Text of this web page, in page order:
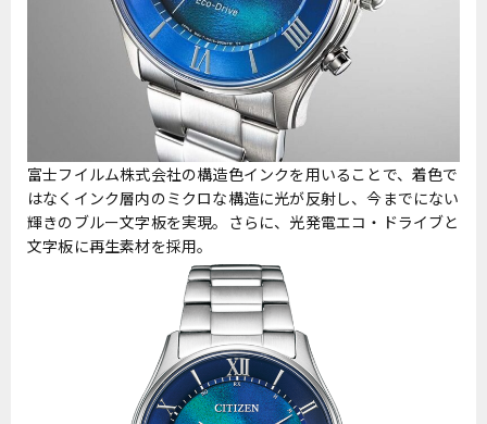
富士フイルム株式会社の構造色インクを用いることで、着色で
はなくインク層内のミクロな構造に光が反射し、今までにない
輝きのブルー文字板を実現。さらに、光発電エコ・ドライブと
文字板に再生素材を採用。